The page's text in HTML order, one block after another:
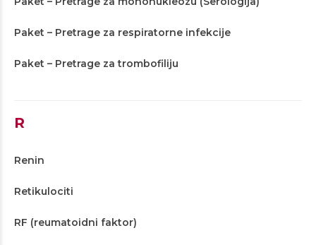
Paket – Pretrage za respiratorne infekcije
Paket – Pretrage za trombofiliju
R
Renin
Retikulociti
RF (reumatoidni faktor)